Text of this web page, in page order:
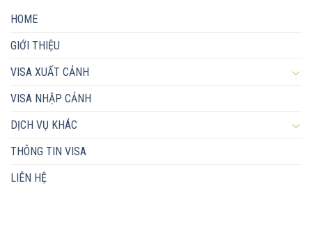
HOME
GIỚI THIỆU
VISA XUẤT CẢNH
VISA NHẬP CẢNH
DỊCH VỤ KHÁC
THÔNG TIN VISA
LIÊN HỆ